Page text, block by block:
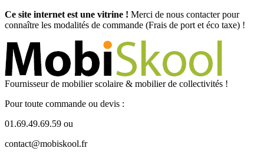
Ce site internet est une vitrine ! Merci de nous contacter pour
connaître les modalités de commande (Frais de port et éco taxe) !
Fournisseur de mobilier scolaire & mobilier de collectivités !
Pour toute commande ou devis :
01.69.49.69.59 ou
contact@mobiskool.fr